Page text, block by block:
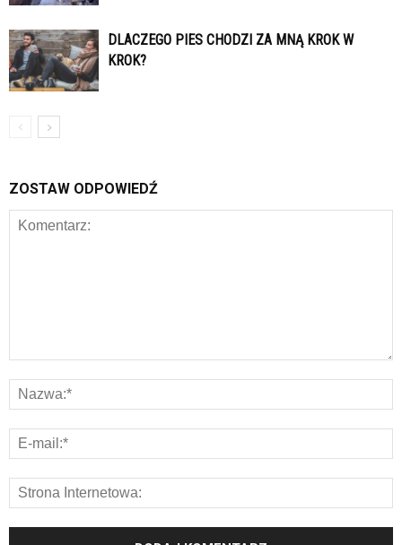
DLACZEGO PIES CHODZI ZA MNĄ KROK W
KROK?
ZOSTAW ODPOWIEDŹ